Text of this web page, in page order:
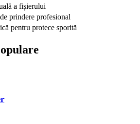
a fișierului
prindere profesional
pentru protece sporită